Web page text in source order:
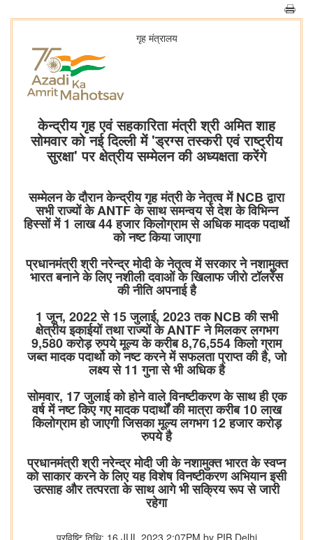
गृह मंत्रालय
केन्द्रीय गृह एवं सहकारिता मंत्री श्री अमित शाह
सोमवार को नई दिल्ली में 'ड्रग्स तस्करी एवं राष्ट्रीय
सुरक्षा' पर क्षेत्रीय सम्मेलन की अध्यक्षता करेंगे
सम्मेलन के दौरान केन्द्रीय गृह मंत्री के नेतृत्व में NCB द्वारा
सभी राज्यों के ANTF के साथ समन्वय से देश के विभिन्न
हिस्सों में 1 लाख 44 हजार किलोग्राम से अधिक मादक पदार्थो
को नष्ट किया जाएगा
प्रधानमंत्री श्री नरेन्द्र मोदी के नेतृत्व में सरकार ने नशामुक्त
भारत बनाने के लिए नशीली दवाओं के खिलाफ जीरो टॉलरेंस
की नीति अपनाई है
1 जून, 2022 से 15 जुलाई, 2023 तक NCB की सभी
क्षेत्रीय इकाईयों तथा राज्यों के ANTF ने मिलकर लगभग
9,580 करोड़ रुपये मूल्य के करीब 8,76,554 किलो ग्राम
जब्त मादक पदार्थो को नष्ट करने में सफलता प्राप्त की है, जो
लक्ष्य से 11 गुना से भी अधिक है
सोमवार, 17 जुलाई को होने वाले विनष्टीकरण के साथ ही एक
वर्ष में नष्ट किए गए मादक पदार्थों की मात्रा करीब 10 लाख
किलोग्राम हो जाएगी जिसका मूल्य लगभग 12 हजार करोड़
रुपये है
प्रधानमंत्री श्री नरेन्द्र मोदी जी के नशामुक्त भारत के स्वप्न
को साकार करने के लिए यह विशेष विनष्टीकरण अभियान इसी
उत्साह और तत्परता के साथ आगे भी सक्रिय रूप से जारी
रहेगा